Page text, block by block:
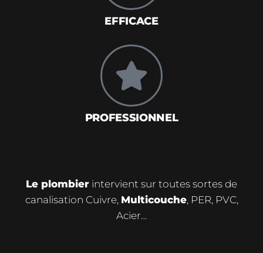
EFFICACE
PROFESSIONNEL
Le plombier intervient sur toutes sortes de
canalisation Cuivre, Multicouche, PER, PVC,
Acier…